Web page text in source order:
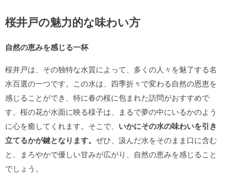
桜井戸の魅力的な味わい方
自然の恵みを感じる一杯
桜井戸は、その独特な水質によって、多くの人々を魅了する名
水百選の一つです。この水は、四季折々で変わる自然の恩恵を
感じることができ、特に春の桜に包まれた訪問がおすすめで
す。桜の花が水面に映る様子は、まるで夢の中にいるかのよう
に心を癒してくれます。そこで、 いかにその水の味わいを引き
立てるかが鍵となります。 ぜひ、汲んだ水をそのまま口に含む
と、まろやかで優しい甘みが広がり、自然の恵みを感じること
でしょう。